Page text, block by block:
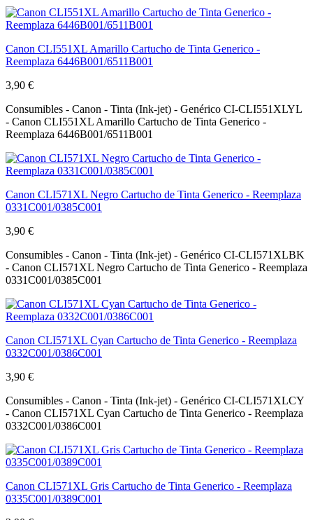
Canon CLI551XL Amarillo Cartucho de Tinta Generico -
Reemplaza 6446B001/6511B001
3,90 €
Consumibles - Canon - Tinta (Ink-jet) - Genérico CI-CLI551XLYL
- Canon CLI551XL Amarillo Cartucho de Tinta Generico -
Reemplaza 6446B001/6511B001
Canon CLI571XL Negro Cartucho de Tinta Generico - Reemplaza
0331C001/0385C001
3,90 €
Consumibles - Canon - Tinta (Ink-jet) - Genérico CI-CLI571XLBK
- Canon CLI571XL Negro Cartucho de Tinta Generico - Reemplaza
0331C001/0385C001
Canon CLI571XL Cyan Cartucho de Tinta Generico - Reemplaza
0332C001/0386C001
3,90 €
Consumibles - Canon - Tinta (Ink-jet) - Genérico CI-CLI571XLCY
- Canon CLI571XL Cyan Cartucho de Tinta Generico - Reemplaza
0332C001/0386C001
Canon CLI571XL Gris Cartucho de Tinta Generico - Reemplaza
0335C001/0389C001